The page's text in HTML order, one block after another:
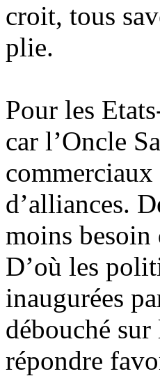
croit, tous
plie.
Pour les
car l’Oncle
d’alliances.
moins besoin
D’où les
inaugurées
débouché
répondre